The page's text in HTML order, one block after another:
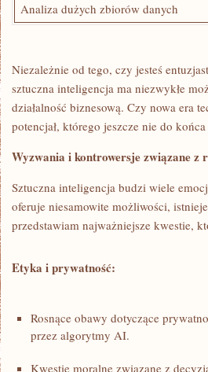
Analiza ⁤dużych zbiorów​ danych
Niezależnie od tego, czy jesteś​
sztuczna inteligencja ma niezwykłe
działalność biznesową. ⁤Czy nowa‌ era
potencjał, którego jeszcze nie do
Wyzwania i ⁤kontrowersje ​związane ‌z
Sztuczna ⁤inteligencja budzi wiele⁢
oferuje niesamowite możliwości,
przedstawiam najważniejsze kwestie,
Etyka‍ i prywatność:
Rosnące obawy dotyczące
przez algorytmy AI.
Kwestie⁤ moralne związane z